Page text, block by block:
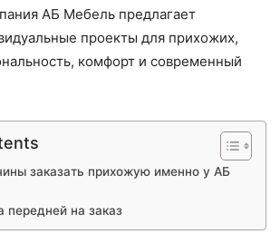
АБ Мебель предлагает
проекты для прихожих,
комфорт и современный
заказать прихожую именно у АБ
на заказ